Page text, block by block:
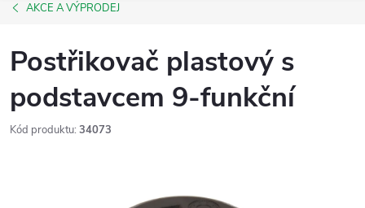
AKCE A VÝPRODEJ
Postřikovač plastový s
podstavcem 9-funkční
Kód produktu: 34073